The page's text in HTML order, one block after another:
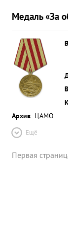
Медаль «За
Архив ЦАМО
Ещё
Первая